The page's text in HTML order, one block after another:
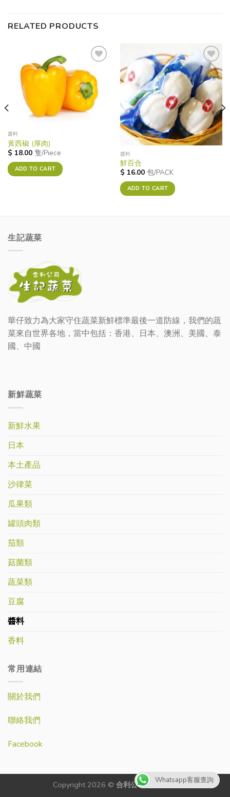
RELATED PRODUCTS
Add to
wishlist
醬料
黃西椒 (厚肉)
$ 18.00 隻/Piece
ADD TO CART
Add to
wishlist
醬料
鮮百合
$ 16.00 包/PACK
ADD TO CART
生記蔬菜
華仔致力為大家守住蔬菜新鮮標準最後一道防線，我們的蔬
菜來自世界各地，當中包括：香港、日本、澳洲、美國、泰
國、中國
新鮮蔬菜
新鮮水果
日本
本土產品
沙律菜
瓜果類
罐頭肉類
茄類
菇菌類
蔬菜類
豆腐
醬料
香料
常用連結
關於我們
聯絡我們
Facebook
Copyright 2026 © 合利公司-生記蔬菜Whatsapp客服查詢